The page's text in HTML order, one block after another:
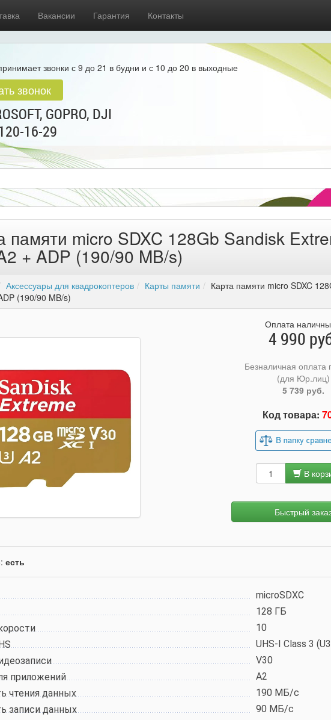
Вакансии Гарантия Контакты
звонки с 9 до 21 в будни и с 10 до 20 в выходные
звонок
GOPRO, DJI
16-29
памяти micro SDXC 128Gb Sandisk
+ ADP (190/90 MB/s)
Аксессуары для квадрокоптеров Карты памяти
Карта памяти micro SDXC
(190/90 MB/s)
Оплата
4 990
Безналичная оплата
(для Юр.лиц)
5 739 руб.
Код товара:
В
Быстрый
есть
microSDXC
128 ГБ
10
UHS-I Class 3
V30
приложений
A2
чтенияданных
190 МБ/с
записиданных
90 МБ/с